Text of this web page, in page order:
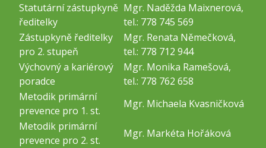
Statutární zástupkyně
ředitelky
Mgr. Naděžda Maixnerová,
tel.: 778 745 569
Zástupkyně ředitelky
pro 2. stupeň
Mgr. Renata Němečková,
tel.: 778 712 944
Výchovný a kariérový
poradce
Mgr. Monika Ramešová,
tel.: 778 762 658
Metodik primární
prevence pro 1. st.
Mgr. Michaela Kvasničková
Metodik primární
prevence pro 2. st.
Mgr. Markéta Hořáková